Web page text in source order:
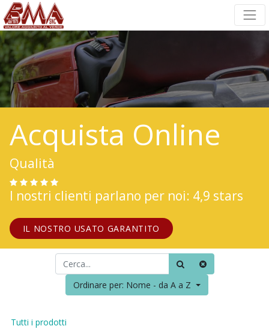
Acquista Online
Qualità
I nostri clienti parlano per noi: 4,9 stars
IL NOSTRO USATO GARANTITO
Ordinare per: Nome - da A a Z
Tutti i prodotti